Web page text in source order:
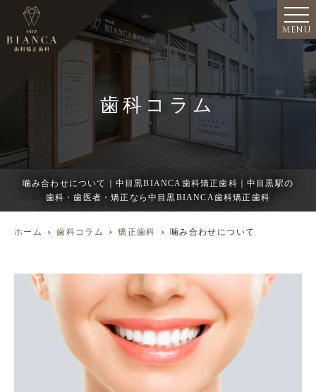
MENU
歯科コラム
噛み合わせについて｜中目黒BIANCA歯科矯正歯科｜中目黒駅の
歯科・歯医者・矯正なら中目黒BIANCA歯科矯正歯科
ホーム 歯科コラム 矯正歯科 噛み合わせについて